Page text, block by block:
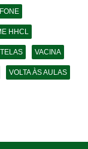
HHCL
VACINA
VOLTA ÀS AULAS